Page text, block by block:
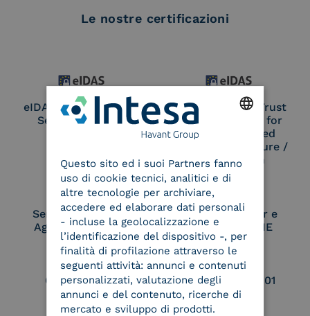
Le nostre certificazioni
eIDAS Qualified Trust
Service Provider
eIDAS Qualified Trust
Service Provider for
Remote Qualified
Electronic Signature /
Seal Creation
Service Provider e
Aggregatore SPID
Service Provider e
Aggregatore CIE
Conservatore
qualificato
UNI EN ISO 37001
ITALIAN
Questo sito ed i suoi Partners fanno
uso di cookie tecnici, analitici e di
altre tecnologie per archiviare,
accedere ed elaborare dati personali
- incluse la geolocalizzazione e
l’identificazione del dispositivo -, per
finalità di profilazione attraverso le
seguenti attività: annunci e contenuti
personalizzati, valutazione degli
annunci e del contenuto, ricerche di
mercato e sviluppo di prodotti.